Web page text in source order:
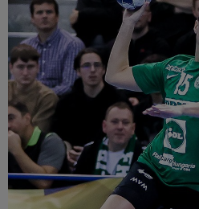
FM YouTube +
Hírek
Labdarúgás
Szakosztályok